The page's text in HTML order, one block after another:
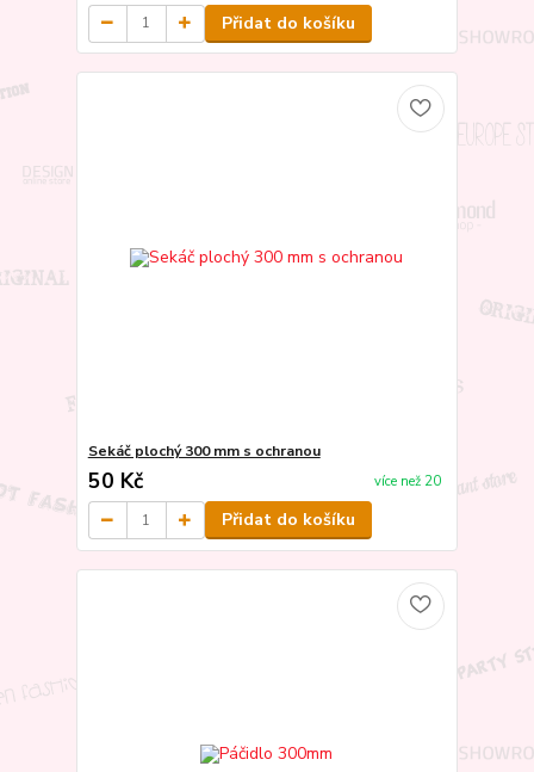
Přidat do košíku
Sekáč plochý 300 mm s ochranou
50 Kč více než 20
Přidat do košíku